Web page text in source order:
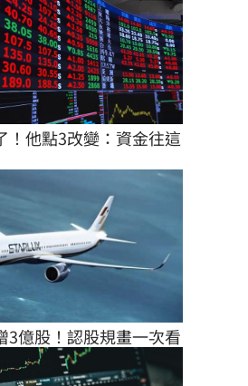
！他點3改變：資金往這
3億股！認股規畫一次看